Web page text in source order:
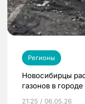
Регионы
Новосибирцы
газонов в городе
21:25 / 06.05.26